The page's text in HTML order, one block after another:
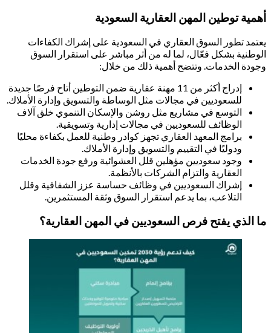
توطين المهن العقارية السعودية
تطور السوق العقاري في السعودية على إشراك الكفاءات
بشكل فعّال، لما له من أثر مباشر على استقرار السوق
الخدمات. وتتضح أهمية ذلك من خلال:
إدراج أكثر من 11 مهنة عقارية ضمن التوطين أتاح فرصًا جديدة
للسعوديين في مجالات مثل الوساطة والتسويق وإدارة الأملاك.
التوسع في مشاريع مثل روشن والإسكان التنموي خلق آلاف
الوظائف للسعوديين في مجالات إدارية وتسويقية.
برامج المعهد العقاري تجهز كوادر وطنية للعمل بكفاءة محليًا
ودوليًا في التقييم والتسويق وإدارة الأملاك.
وجود سعوديين مؤهلين قلل العشوائية ورفع جودة الخدمات
العقارية والتزام الشركات بالأنظمة.
إشراك السعوديين في وظائف حساسة عزز الشفافية وقلل
التلاعب، بما يدعم استقرار السوق وثقة المستثمرين.
الذي يفتح فرص السعوديين في المهن العقارية؟